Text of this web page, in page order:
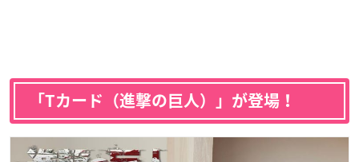
「Tカード（進撃の巨人）」が登場！